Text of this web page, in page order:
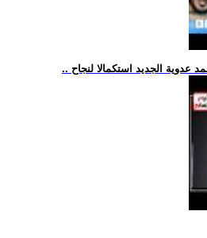
عدوية الجديد استكمالا لنجاح